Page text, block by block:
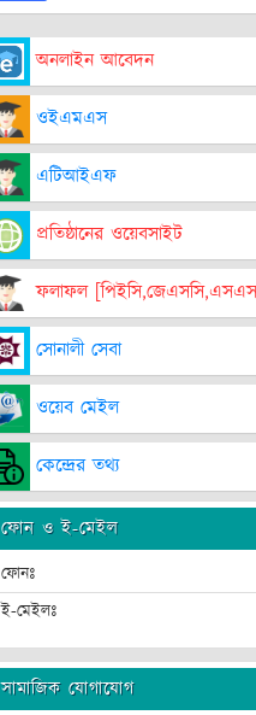
অনলাইন আবেদন
ওইএমএস
এটিআইএফ
প্রতিষ্ঠানের ওয়েবসাইট
ফলাফল
সোনালী সেবা
ওয়েব মেইল
কেন্দ্রের তথ্য
ফোন ও ই-মেইল
ফোনঃ
ই-মেইলঃ
সামাজিক যোগাযোগ